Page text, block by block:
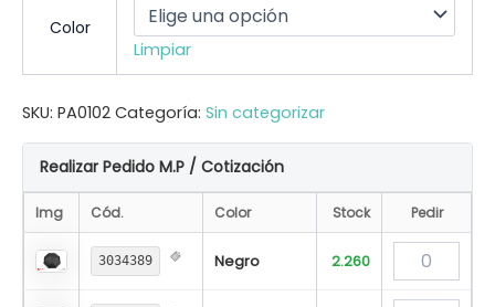
Color
Limpiar
SKU: PA0102 Categoría: Sin categorizar
Realizar Pedido M.P / Cotización
Img Cód. Color Stock Pedir
3034389 Negro 2.260